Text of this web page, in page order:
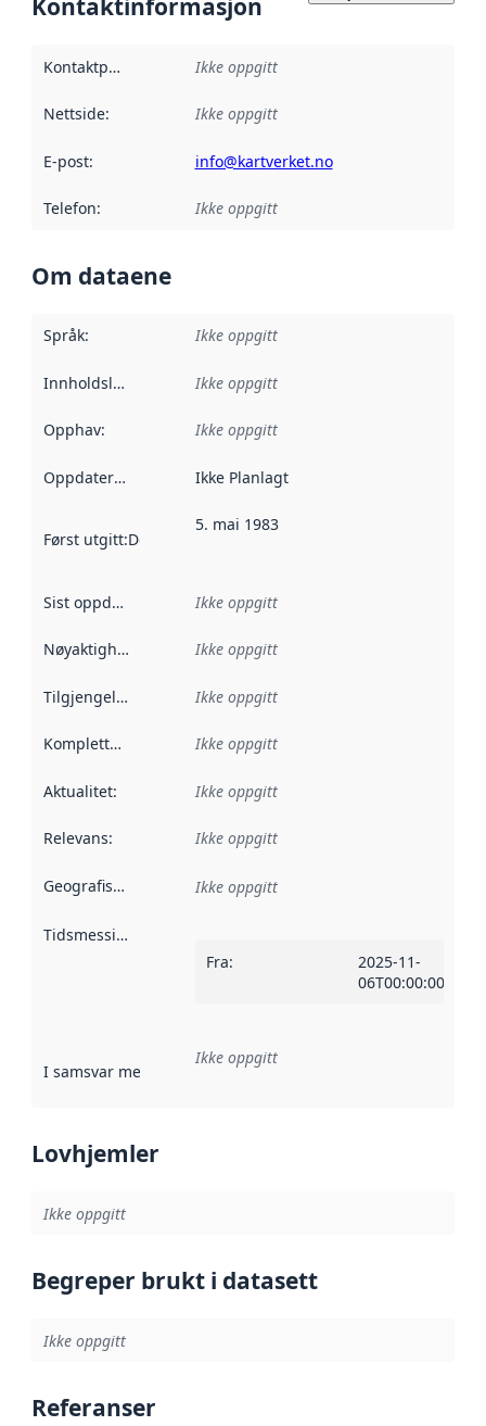
Kontaktinformasjon
Kontaktpunkt Ikke oppgitt
Nettside: Ikke oppgitt
E-post: info@kartverket.no
Telefon: Ikke oppgitt
Om dataene
Språk: Ikke oppgitt
Innholdsleverandører :
Ikke oppgitt
Opphav: Ikke oppgitt
Oppdateringsfrekvens :
Ikke Planlagt
Først utgitt:Denne datoen sier når dataene i dette
5. mai 1983
Sist oppdatert Ikke oppgitt
Nøyaktighet Ikke oppgitt
Tilgjengelighet Ikke oppgitt
Kompletthet Ikke oppgitt
Aktualitet: Ikke oppgitt
Relevans: Ikke oppgitt
Geografisk avgrensning :
Ikke oppgitt
Tidsmessig avgrensning
Fra:
2025-11-
06T00:00:00Z
I samsvar med Referanse til en implementasjonsregel
Ikke oppgitt
Lovhjemler
Ikke oppgitt
Begreper brukt i datasett
Ikke oppgitt
Referanser